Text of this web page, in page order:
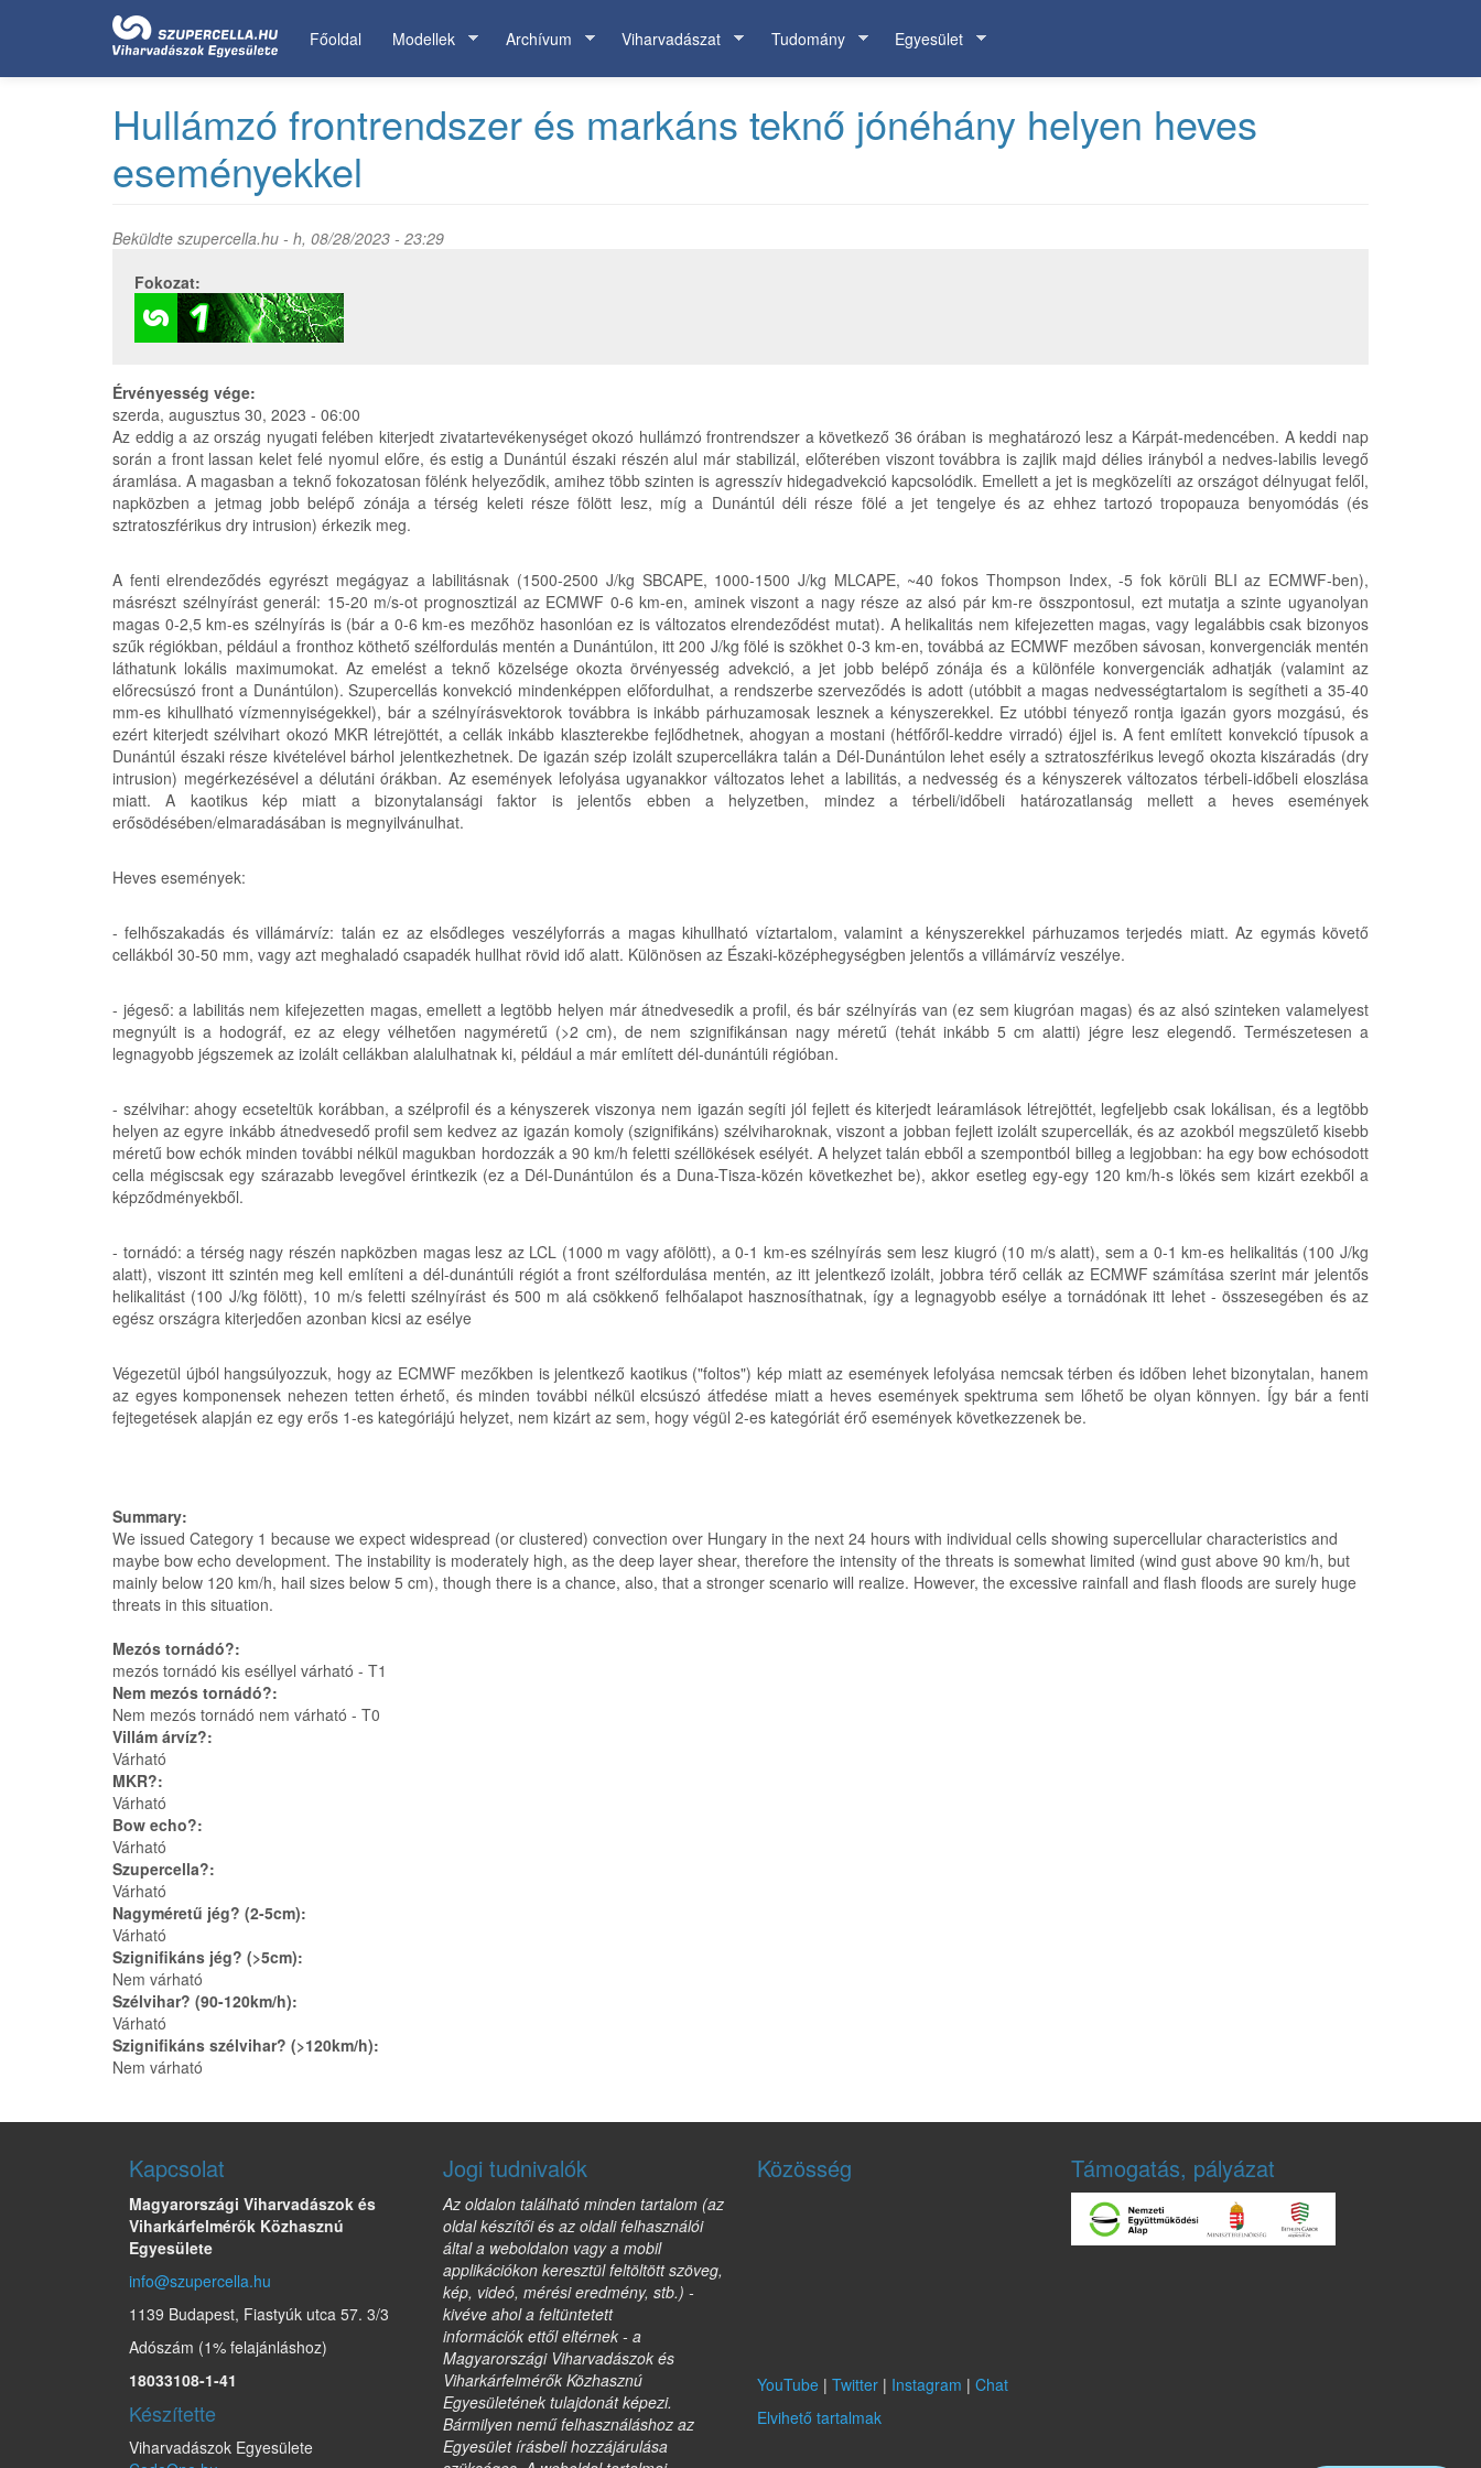
Főoldal Modellek Archívum Viharvadászat Tudomány Egyesület
Hullámzó frontrendszer és markáns teknő jónéhány helyen heves
eseményekkel
Beküldte szupercella.hu - h, 08/28/2023 - 23:29
Fokozat:
Érvényesség vége:
szerda, augusztus 30, 2023 - 06:00
Az eddig a az ország nyugati felében kiterjedt zivatartevékenységet okozó hullámzó frontrendszer a következő 36 órában is meghatározó lesz a Kárpát-medencében. A keddi nap
során a front lassan kelet felé nyomul előre, és estig a Dunántúl északi részén alul már stabilizál, előterében viszont továbbra is zajlik majd délies irányból a nedves-labilis levegő
áramlása. A magasban a teknő fokozatosan fölénk helyeződik, amihez több szinten is agresszív hidegadvekció kapcsolódik. Emellett a jet is megközelíti az országot délnyugat felől,
napközben a jetmag jobb belépő zónája a térség keleti része fölött lesz, míg a Dunántúl déli része fölé a jet tengelye és az ehhez tartozó tropopauza benyomódás (és
sztratoszférikus dry intrusion) érkezik meg.
A fenti elrendeződés egyrészt megágyaz a labilitásnak (1500-2500 J/kg SBCAPE, 1000-1500 J/kg MLCAPE, ~40 fokos Thompson Index, -5 fok körüli BLI az ECMWF-ben),
másrészt szélnyírást generál: 15-20 m/s-ot prognosztizál az ECMWF 0-6 km-en, aminek viszont a nagy része az alsó pár km-re összpontosul, ezt mutatja a szinte ugyanolyan
magas 0-2,5 km-es szélnyírás is (bár a 0-6 km-es mezőhöz hasonlóan ez is változatos elrendeződést mutat). A helikalitás nem kifejezetten magas, vagy legalábbis csak bizonyos
szűk régiókban, például a fronthoz köthető szélfordulás mentén a Dunántúlon, itt 200 J/kg fölé is szökhet 0-3 km-en, továbbá az ECMWF mezőben sávosan, konvergenciák mentén
láthatunk lokális maximumokat. Az emelést a teknő közelsége okozta örvényesség advekció, a jet jobb belépő zónája és a különféle konvergenciák adhatják (valamint az
előrecsúszó front a Dunántúlon). Szupercellás konvekció mindenképpen előfordulhat, a rendszerbe szerveződés is adott (utóbbit a magas nedvességtartalom is segítheti a 35-40
mm-es kihullható vízmennyiségekkel), bár a szélnyírásvektorok továbbra is inkább párhuzamosak lesznek a kényszerekkel. Ez utóbbi tényező rontja igazán gyors mozgású, és
ezért kiterjedt szélvihart okozó MKR létrejöttét, a cellák inkább klaszterekbe fejlődhetnek, ahogyan a mostani (hétfőről-keddre virradó) éjjel is. A fent említett konvekció típusok a
Dunántúl északi része kivételével bárhol jelentkezhetnek. De igazán szép izolált szupercellákra talán a Dél-Dunántúlon lehet esély a sztratoszférikus levegő okozta kiszáradás (dry
intrusion) megérkezésével a délutáni órákban. Az események lefolyása ugyanakkor változatos lehet a labilitás, a nedvesség és a kényszerek változatos térbeli-időbeli eloszlása
miatt. A kaotikus kép miatt a bizonytalansági faktor is jelentős ebben a helyzetben, mindez a térbeli/időbeli határozatlanság mellett a heves események
erősödésében/elmaradásában is megnyilvánulhat.
Heves események:
- felhőszakadás és villámárvíz: talán ez az elsődleges veszélyforrás a magas kihullható víztartalom, valamint a kényszerekkel párhuzamos terjedés miatt. Az egymás követő
cellákból 30-50 mm, vagy azt meghaladó csapadék hullhat rövid idő alatt. Különösen az Északi-középhegységben jelentős a villámárvíz veszélye.
- jégeső: a labilitás nem kifejezetten magas, emellett a legtöbb helyen már átnedvesedik a profil, és bár szélnyírás van (ez sem kiugróan magas) és az alsó szinteken valamelyest
megnyúlt is a hodográf, ez az elegy vélhetően nagyméretű (>2 cm), de nem szignifikánsan nagy méretű (tehát inkább 5 cm alatti) jégre lesz elegendő. Természetesen a
legnagyobb jégszemek az izolált cellákban alalulhatnak ki, például a már említett dél-dunántúli régióban.
- szélvihar: ahogy ecseteltük korábban, a szélprofil és a kényszerek viszonya nem igazán segíti jól fejlett és kiterjedt leáramlások létrejöttét, legfeljebb csak lokálisan, és a legtöbb
helyen az egyre inkább átnedvesedő profil sem kedvez az igazán komoly (szignifikáns) szélviharoknak, viszont a jobban fejlett izolált szupercellák, és az azokból megszülető kisebb
méretű bow echók minden további nélkül magukban hordozzák a 90 km/h feletti széllökések esélyét. A helyzet talán ebből a szempontból billeg a legjobban: ha egy bow echósodott
cella mégiscsak egy szárazabb levegővel érintkezik (ez a Dél-Dunántúlon és a Duna-Tisza-közén következhet be), akkor esetleg egy-egy 120 km/h-s lökés sem kizárt ezekből a
képződményekből.
- tornádó: a térség nagy részén napközben magas lesz az LCL (1000 m vagy afölött), a 0-1 km-es szélnyírás sem lesz kiugró (10 m/s alatt), sem a 0-1 km-es helikalitás (100 J/kg
alatt), viszont itt szintén meg kell említeni a dél-dunántúli régiót a front szélfordulása mentén, az itt jelentkező izolált, jobbra térő cellák az ECMWF számítása szerint már jelentős
helikalitást (100 J/kg fölött), 10 m/s feletti szélnyírást és 500 m alá csökkenő felhőalapot hasznosíthatnak, így a legnagyobb esélye a tornádónak itt lehet - összesegében és az
egész országra kiterjedően azonban kicsi az esélye
Végezetül újból hangsúlyozzuk, hogy az ECMWF mezőkben is jelentkező kaotikus ("foltos") kép miatt az események lefolyása nemcsak térben és időben lehet bizonytalan, hanem
az egyes komponensek nehezen tetten érhető, és minden további nélkül elcsúszó átfedése miatt a heves események spektruma sem lőhető be olyan könnyen. Így bár a fenti
fejtegetések alapján ez egy erős 1-es kategóriájú helyzet, nem kizárt az sem, hogy végül 2-es kategóriát érő események következzenek be.
Summary:
We issued Category 1 because we expect widespread (or clustered) convection over Hungary in the next 24 hours with individual cells showing supercellular characteristics and
maybe bow echo development. The instability is moderately high, as the deep layer shear, therefore the intensity of the threats is somewhat limited (wind gust above 90 km/h, but
mainly below 120 km/h, hail sizes below 5 cm), though there is a chance, also, that a stronger scenario will realize. However, the excessive rainfall and flash floods are surely huge
threats in this situation.
Mezós tornádó?:
mezós tornádó kis eséllyel várható - T1
Nem mezós tornádó?:
Nem mezós tornádó nem várható - T0
Villám árvíz?:
Várható
MKR?:
Várható
Bow echo?:
Várható
Szupercella?:
Várható
Nagyméretű jég? (2-5cm):
Várható
Szignifikáns jég? (>5cm):
Nem várható
Szélvihar? (90-120km/h):
Várható
Szignifikáns szélvihar? (>120km/h):
Nem várható
Kapcsolat
Magyarországi Viharvadászok és
Viharkárfelmérők Közhasznú
Egyesülete
info@szupercella.hu
1139 Budapest, Fiastyúk utca 57. 3/3
Adószám (1% felajánláshoz)
18033108-1-41
Készítette
Viharvadászok Egyesülete
Jogi tudnivalók
Az oldalon található minden tartalom (az
oldal készítői és az oldali felhasználói
által a weboldalon vagy a mobil
applikációkon keresztül feltöltött szöveg,
kép, videó, mérési eredmény, stb.) -
kivéve ahol a feltüntetett
információk ettől eltérnek - a
Magyarországi Viharvadászok és
Viharkárfelmérők Közhasznú
Egyesületének tulajdonát képezi.
Bármilyen nemű felhasználáshoz az
Egyesület írásbeli hozzájárulása
Közösség
YouTube | Twitter | Instagram | Chat
Elvihető tartalmak
Támogatás, pályázat